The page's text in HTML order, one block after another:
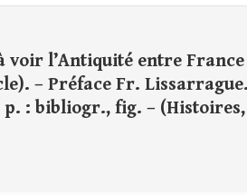
voir l’Antiquité entre
– Préface Fr.
: bibliogr., fig. – (Histoires,